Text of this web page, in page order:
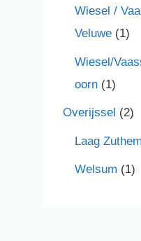
Wiesel /
Veluwe (1)
Wiesel/
oorn (1)
Overijssel (2)
Laag Zuthem
Welsum (1)